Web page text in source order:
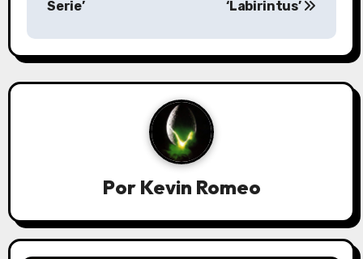
e
g
n
Serie’
‘Labirintus’
Por Kevin Romeo